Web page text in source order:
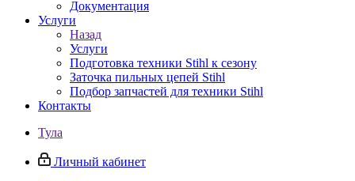
Документация
Услуги
Назад
Услуги
Подготовка техники Stihl к сезону
Заточка пильных цепей Stihl
Подбор запчастей для техники Stihl
Контакты
Тула
Личный кабинет